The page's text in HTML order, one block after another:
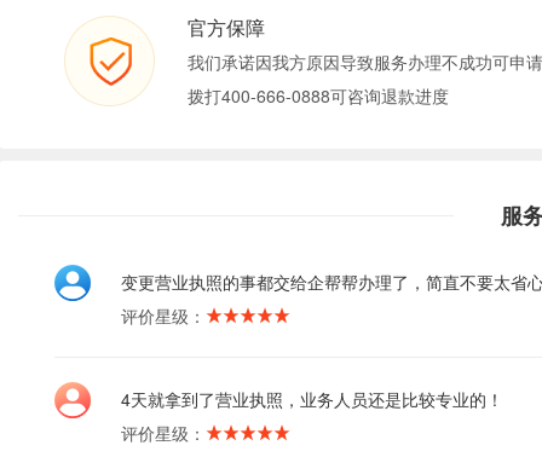
官方保障
我们承诺因我方原因导致服务办理不成功可申
拨打400-666-0888可咨询退款进度
服
变更营业执照的事都交给企帮帮办理了，简直不要太省
评价星级：
4天就拿到了营业执照，业务人员还是比较专业的！
评价星级：